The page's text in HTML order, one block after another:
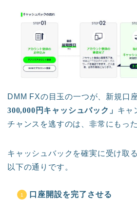
DMM FXの目玉の一つが、新規口
300,000円キャッシュバック」 キャ
チャンスを逃すのは、非常にもっ
キャッシュバックを確実に受け取
以下の通りです。
口座開設を完了させる